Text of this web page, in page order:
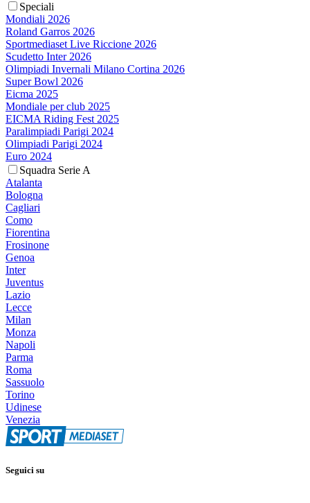
Speciali
Mondiali 2026
Roland Garros 2026
Sportmediaset Live Riccione 2026
Scudetto Inter 2026
Olimpiadi Invernali Milano Cortina 2026
Super Bowl 2026
Eicma 2025
Mondiale per club 2025
EICMA Riding Fest 2025
Paralimpiadi Parigi 2024
Olimpiadi Parigi 2024
Euro 2024
Squadra Serie A
Atalanta
Bologna
Cagliari
Como
Fiorentina
Frosinone
Genoa
Inter
Juventus
Lazio
Lecce
Milan
Monza
Napoli
Parma
Roma
Sassuolo
Torino
Udinese
Venezia
Seguici su